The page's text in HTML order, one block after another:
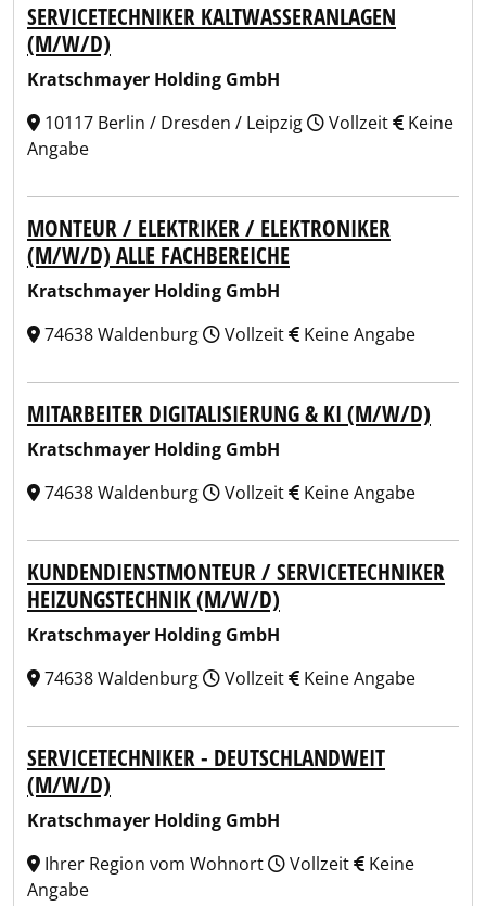
SERVICETECHNIKER KALTWASSERANLAGEN
(M/W/D)
Kratschmayer Holding GmbH
10117 Berlin / Dresden / Leipzig
Vollzeit
Keine
Angabe
MONTEUR / ELEKTRIKER / ELEKTRONIKER
(M/W/D) ALLE FACHBEREICHE
Kratschmayer Holding GmbH
74638 Waldenburg
Vollzeit Keine Angabe
MITARBEITER DIGITALISIERUNG & KI (M/W/D)
Kratschmayer Holding GmbH
74638 Waldenburg
Vollzeit Keine Angabe
KUNDENDIENSTMONTEUR / SERVICETECHNIKER
HEIZUNGSTECHNIK (M/W/D)
Kratschmayer Holding GmbH
74638 Waldenburg
Vollzeit Keine Angabe
SERVICETECHNIKER - DEUTSCHLANDWEIT
(M/W/D)
Kratschmayer Holding GmbH
Ihrer Region vom Wohnort
Vollzeit
Keine
Angabe